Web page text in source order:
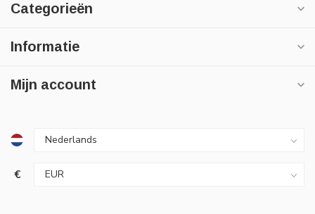
Categorieën
Informatie
Mijn account
€